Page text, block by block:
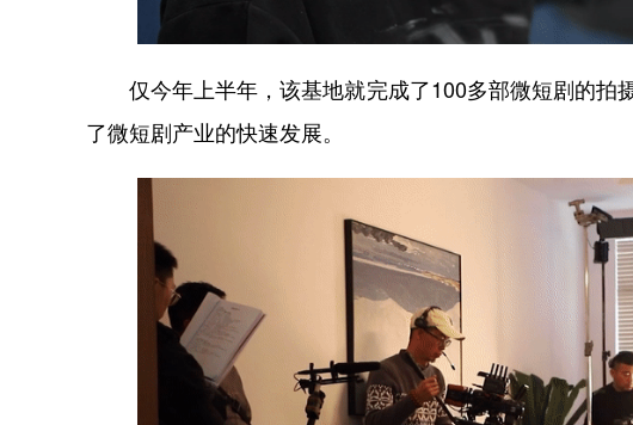
仅今年上半年，该基地就完成了100多部微短剧的拍
了微短剧产业的快速发展。